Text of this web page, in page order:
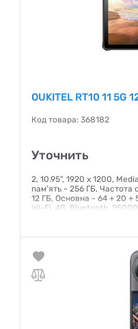
OUKITEL RT10 11 5G
Код товара: 368182
Уточнить
2, 10.95", 1920 x 1200,
пам'ять - 256 ГБ, Частота
12 ГБ, Основна - 64 + 20 +
Wi-Fi, 4G, Bluetooth,